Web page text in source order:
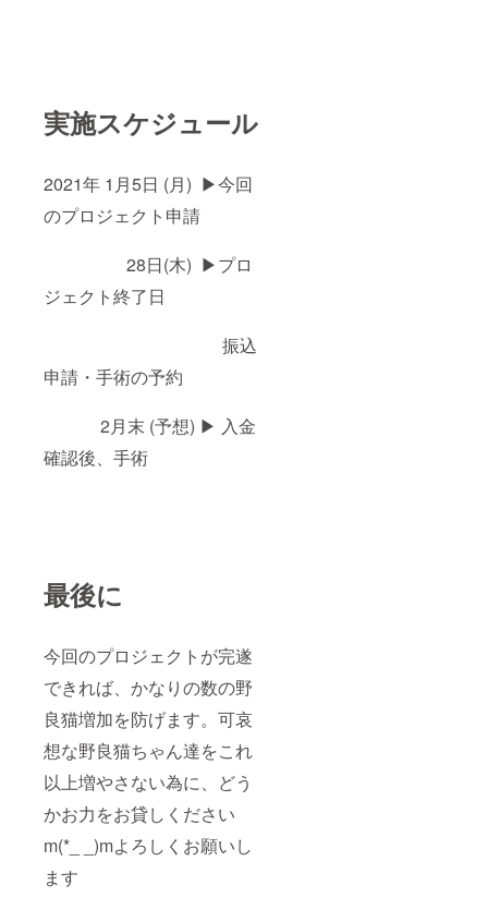
実施スケジュール
2021年 1月5日 (月) ▶今回
のプロジェクト申請
28日(木) ▶プロ
ジェクト終了日
振込
申請・手術の予約
2月末 (予想) ▶ 入金
確認後、手術
最後に
今回のプロジェクトが完遂
できれば、かなりの数の野
良猫増加を防げます。可哀
想な野良猫ちゃん達をこれ
以上増やさない為に、どう
かお力をお貸しください
m(*_ _)mよろしくお願いし
ます